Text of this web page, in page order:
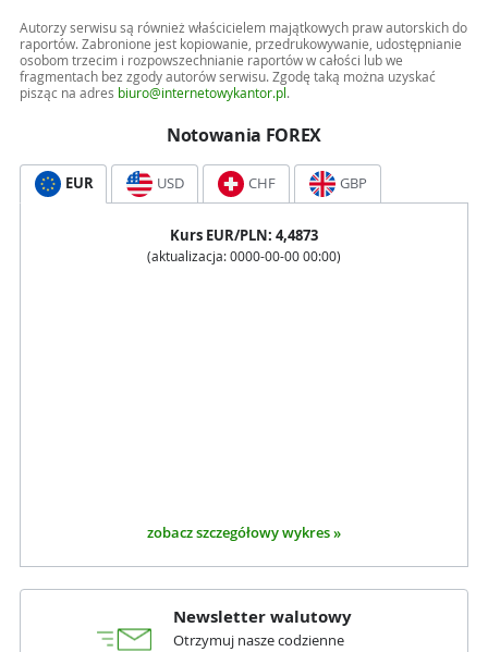
Autorzy serwisu są również właścicielem majątkowych praw autorskich do
raportów. Zabronione jest kopiowanie, przedrukowywanie, udostępnianie
osobom trzecim i rozpowszechnianie raportów w całości lub we
fragmentach bez zgody autorów serwisu. Zgodę taką można uzyskać
pisząc na adres biuro@internetowykantor.pl .
Notowania FOREX
EUR USD CHF GBP
Kurs EUR/PLN: 4,4873
(aktualizacja: 0000-00-00 00:00)
zobacz szczegółowy wykres »
Newsletter walutowy
Otrzymuj nasze codzienne